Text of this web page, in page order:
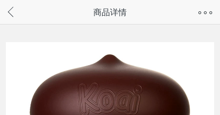
请通过微信或支付宝搜“奇兔客小程序”访问
商品详情